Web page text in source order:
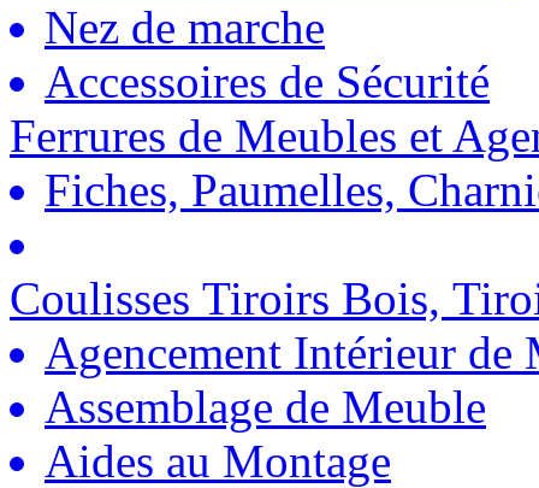
Nez de marche
Accessoires de Sécurité
Ferrures de Meubles et
Fiches, Paumelles,
Coulisses Tiroirs Bois,
Agencement Intérieur de
Assemblage de Meuble
Aides au Montage